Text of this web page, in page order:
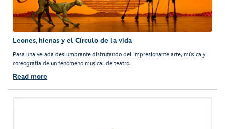
Leones, hienas y el Círculo de la vida
Pasa una velada deslumbrante disfrutando del impresionante arte, música y
coreografía de un fenómeno musical de teatro.
Read more